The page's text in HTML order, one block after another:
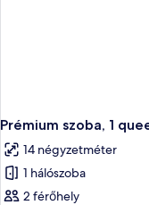
Prémium szoba, 1
14 négyzetméter
1 hálószoba
2 férőhely